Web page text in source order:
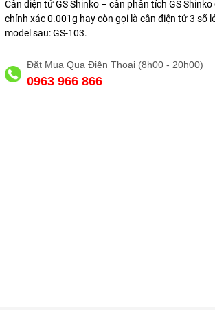
Cân điện tử GS Shinko – cân phân tích GS Shinko
chính xác 0.001g hay còn gọi là cân điện tử 3 số
model sau: GS-103.
Đặt Mua Qua Điện Thoại (8h00 - 20h00)
0963 966 866